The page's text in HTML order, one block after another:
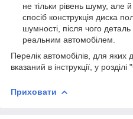
не тільки рівень шуму, але
спосіб конструкція диска
шумності, після чого
реальним автомобілем.
Перелік автомобілів, для яких
вказаний в інструкції, у розділі
Приховати